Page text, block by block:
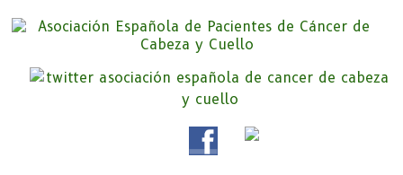
Asociación Española de
Pacientes de Cáncer de Cabeza y
Cuello
Somos la Asociación Española de Pacientes de Cáncer de Cabeza y
cuello «APC», una asociación sin animo de lucro que pretendemos